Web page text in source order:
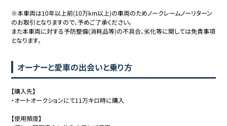
※本車両は10年以上前(10万km以上)の車両のためノークレームノーリターン
のお取引となりますので、予めご了承ください。
また本車両に対する予防整備(消耗品等)の不具合、劣化等に関しては免責事項
となります。
オーナーと愛車の出会いと乗り方
【購入先】
・オートオークションにて11万キロ時に購入
【使用頻度】